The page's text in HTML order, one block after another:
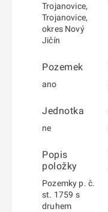
Trojanovice,
Trojanovice,
okres Nový
Jičín
Pozemek
ano
Jednotka
ne
Popis
položky
Pozemky p. č.
st. 1759 s
druhem